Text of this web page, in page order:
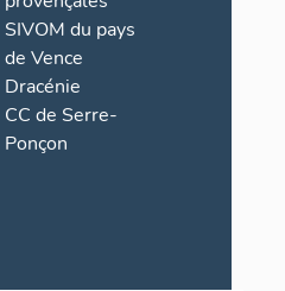
SIVOM du pays
de Vence
Dracénie
CC de Serre-
Ponçon